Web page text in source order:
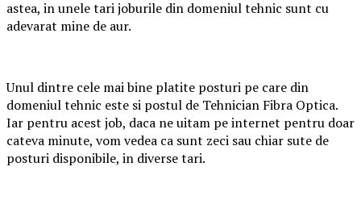
astea, in unele tari joburile din domeniul tehnic sunt cu
adevarat mine de aur.
Unul dintre cele mai bine platite posturi pe care din
domeniul tehnic este si postul de Tehnician Fibra Optica.
Iar pentru acest job, daca ne uitam pe internet pentru doar
cateva minute, vom vedea ca sunt zeci sau chiar sute de
posturi disponibile, in diverse tari.